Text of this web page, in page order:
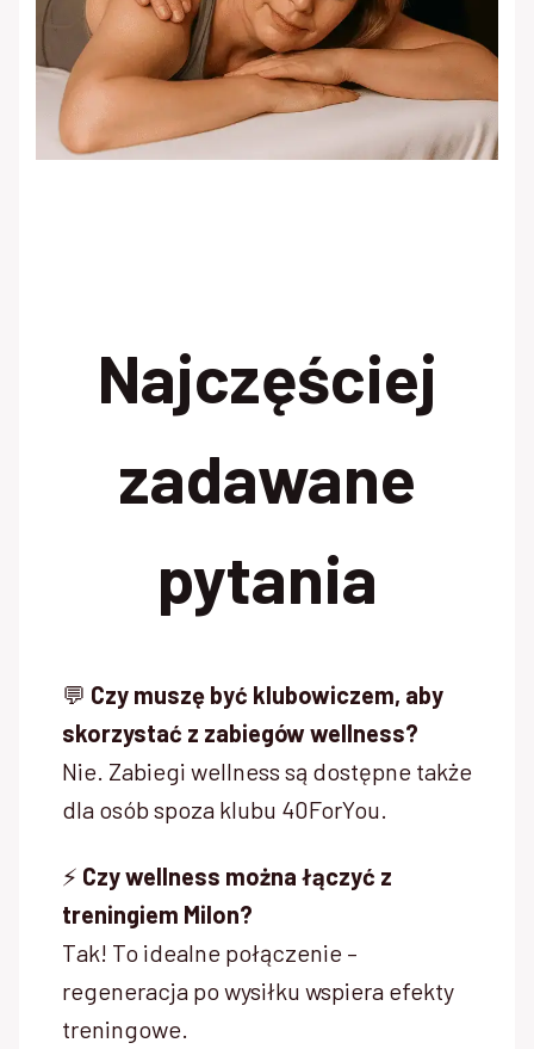
Najczęściej
zadawane
pytania
💬 Czy muszę być klubowiczem, aby
skorzystać z zabiegów wellness?
Nie. Zabiegi wellness są dostępne także
dla osób spoza klubu 40ForYou.
⚡ Czy wellness można łączyć z
treningiem Milon?
Tak! To idealne połączenie –
regeneracja po wysiłku wspiera efekty
treningowe.